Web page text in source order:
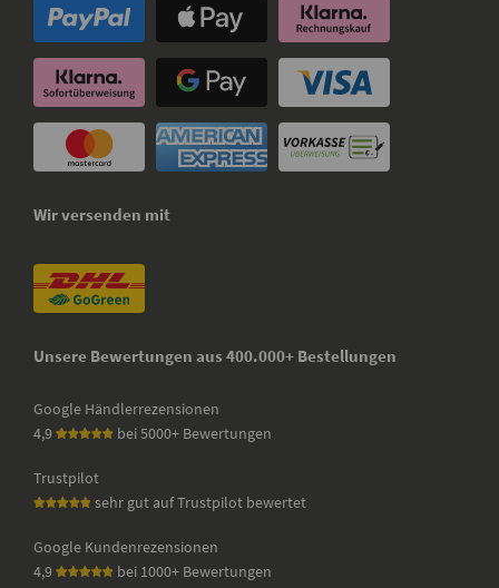
Wir versenden mit
Unsere Bewertungen aus 400.000+ Bestellungen
Google Händlerrezensionen
4,9
bei 5000+ Bewertungen
Trustpilot
sehr gut auf Trustpilot bewertet
Google Kundenrezensionen
4,9
bei 1000+ Bewertungen